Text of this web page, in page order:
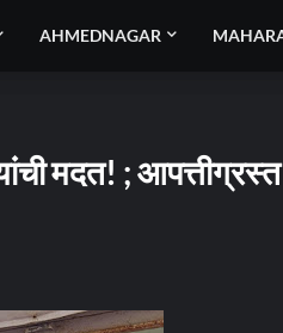
AHMEDNAGAR
मदत! ; आपत्तीग्रस्त